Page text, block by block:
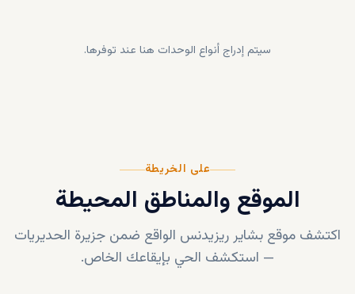
سيتم إدراج أنواع الوحدات هنا عند توفرها.
على الخريطة
الموقع والمناطق المحيطة
اكتشف موقع بشاير ريزيدنس الواقع ضمن جزيرة الحديريات
— استكشف الحي بإيقاعك الخاص.